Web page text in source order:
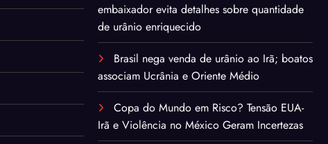
embaixador evita detalhes sobre quantidade
de urânio enriquecido
Brasil nega venda de urânio ao Irã; boatos
associam Ucrânia e Oriente Médio
Copa do Mundo em Risco? Tensão EUA-
Irã e Violência no México Geram Incertezas